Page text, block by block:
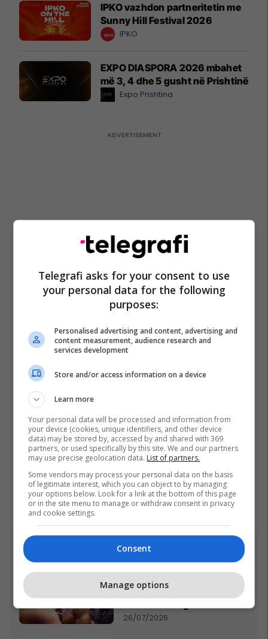
IPKO vazhdon partneritetin me
Sunny Hill Festival 2026
IPKO
EXPO DIASPORA 2026 mbahet
më 3, 4 dhe 5 gusht në Prishtinë
Expo Prishtina
pas fitores me nokaut ndaj
26/07/2026
Telegrafi asks for your consent to use
your personal data for the following
purposes:
Personalised advertising and content, advertising and
content measurement, audience research and
services development
Store and/or access information on a device
Learn more
Your personal data will be processed and information from
your device (cookies, unique identifiers, and other device
data) may be stored by, accessed by and shared with 369
partners, or used specifically by this site. We and our partners
may use precise geolocation data. List of partners.
Some vendors may process your personal data on the basis
of legitimate interest, which you can object to by managing
your options below. Look for a link at the bottom of this page
or in the site menu to manage or withdraw consent in privacy
and cookie settings.
Consent
Manage options